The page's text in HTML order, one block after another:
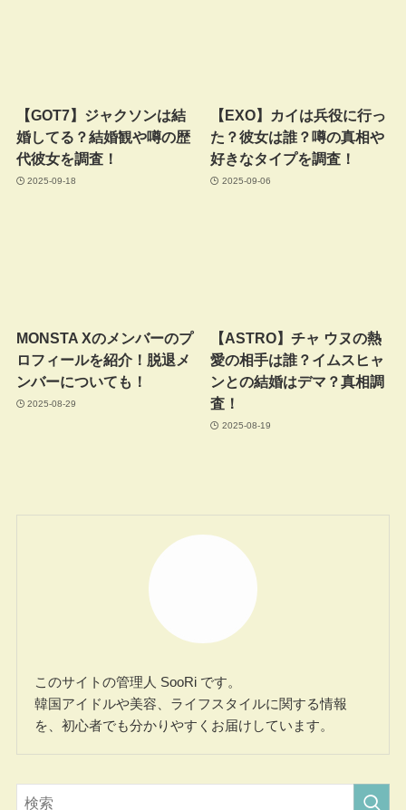
【GOT7】ジャクソンは結
婚してる？結婚観や噂の歴
代彼女を調査！
2025-09-18
【EXO】カイは兵役に行っ
た？彼女は誰？噂の真相や
好きなタイプを調査！
2025-09-06
MONSTA Xのメンバーのプ
ロフィールを紹介！脱退メ
ンバーについても！
2025-08-29
【ASTRO】チャ ウヌの熱
愛の相手は誰？イムスヒャ
ンとの結婚はデマ？真相調
査！
2025-08-19
このサイトの管理人 SooRi です。
韓国アイドルや美容、ライフスタイルに関する情報
を、初心者でも分かりやすくお届けしています。